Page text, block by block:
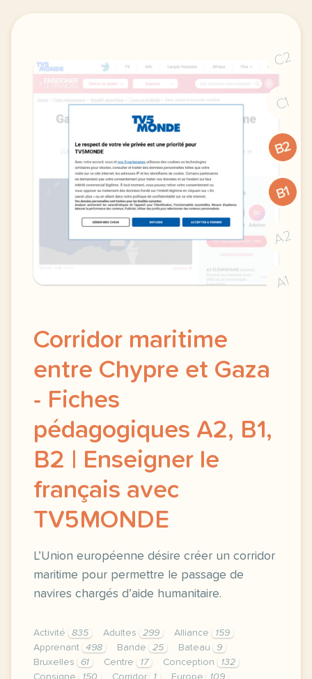
C2
C1
B2
B1
A2
A1
Corridor maritime
entre Chypre et Gaza
- Fiches
pédagogiques A2, B1,
B2 | Enseigner le
français avec
TV5MONDE
L’Union européenne désire créer un corridor
maritime pour permettre le passage de
navires chargés d’aide humanitaire.
Activité 835 Adultes 299 Alliance
159
Apprenant
498 Bande 25 Bateau
9
Bruxelles
61 Centre 17 Conception
132
Consigne
150 Corridor 1 Europe
109